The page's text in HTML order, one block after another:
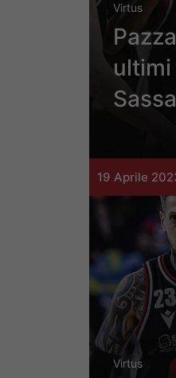
Virtus
19 Aprile
Virtus